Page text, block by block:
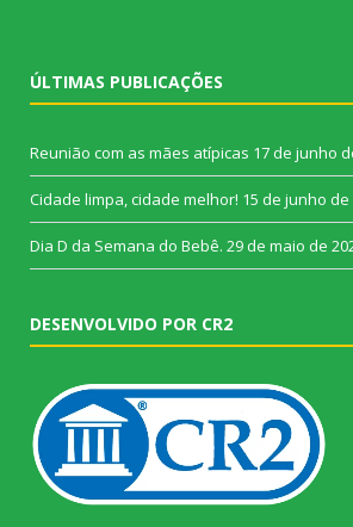
ÚLTIMAS PUBLICAÇÕES
Reunião com as mães atípicas 17 de junho
Cidade limpa, cidade melhor! 15 de junho de
Dia D da Semana do Bebê. 29 de maio de
DESENVOLVIDO POR CR2